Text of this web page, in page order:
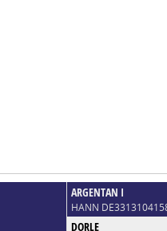
ARGENTAN I
HANN
DORLE